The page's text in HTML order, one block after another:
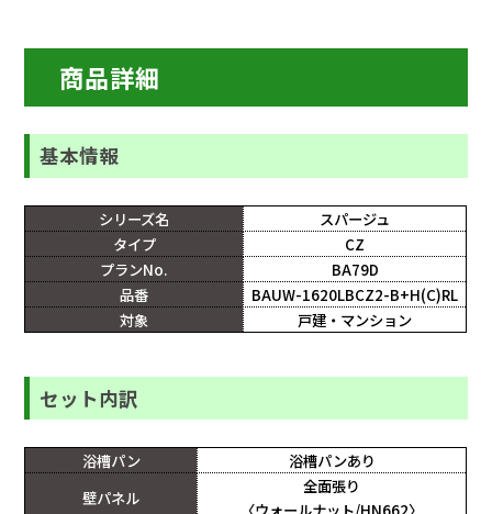
商品詳細
基本情報
シリーズ名
スパージュ
タイプ
CZ
プランNo.
BA79D
品番
BAUW-1620LBCZ2-B+H(C)RL
対象
戸建・マンション
セット内訳
浴槽パン
浴槽パンあり
壁パネル
全面張り